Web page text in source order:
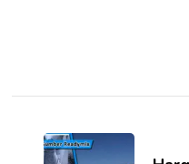
Navigation